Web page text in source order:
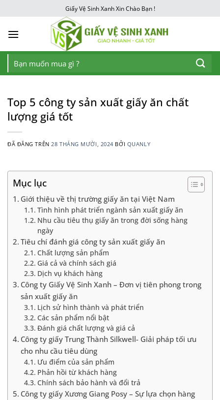
đến
nội
Giấy Vệ Sinh Xanh Xin Chào Bạn !
Tìm
kiếm:
Top 5 công ty sản xuất giấy ăn chất
lượng giá tốt
ĐÃ ĐĂNG TRÊN28 THÁNG MƯỜI, 2024 BỞI QUANLY
Mục lục
Giới thiệu về thị trường giấy ăn tại Việt Nam
Tình hình phát triển ngành sản xuất giấy ăn
Nhu cầu tiêu thụ giấy ăn trong đời sống hàng
ngày
Tiêu chí đánh giá công ty sản xuất giấy ăn
Chất lượng sản phẩm
Giá cả và chính sách giá
Dịch vụ khách hàng
Công ty Giấy Vệ Sinh Xanh – Đơn vị tiên phong trong
sản xuất giấy ăn
Lịch sử hình thành và phát triển
Các sản phẩm nổi bật
Đánh giá chất lượng và giá cả
Công ty giấy Trung Thành Silkwell- Giải pháp tối ưu
cho nhu cầu tiêu dùng
Ưu điểm của sản phẩm
Phản hồi từ khách hàng
Chính sách bảo hành và đổi trả
Công ty giấy Xương Giang Posy – Sự lựa chọn hàng